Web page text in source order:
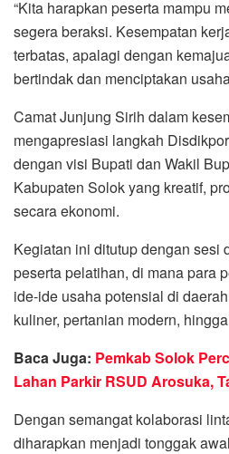
“Kita harapkan peserta mampu
segera beraksi. Kesempatan
terbatas, apalagi dengan
bertindak dan menciptakan
Camat Junjung Sirih dalam
mengapresiasi langkah
dengan visi Bupati dan Wakil
Kabupaten Solok yang kreatif,
secara ekonomi.
Kegiatan ini ditutup dengan sesi
peserta pelatihan, di mana para
ide-ide usaha potensial di
kuliner, pertanian modern,
Baca Juga: Pemkab Solok
Lahan Parkir RSUD Arosuka,
Dengan semangat kolaborasi
diharapkan menjadi tonggak